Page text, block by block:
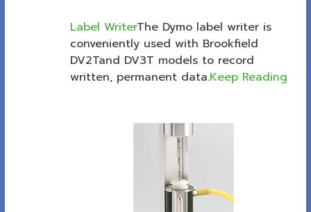
Label WriterThe Dymo label writer is
conveniently used with Brookfield
DV2Tand DV3T models to record
written, permanent data.Keep Reading